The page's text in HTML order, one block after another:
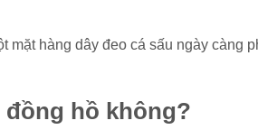
mặt hàng dây đeo cá sấu ngày càng
đồng hồ không?